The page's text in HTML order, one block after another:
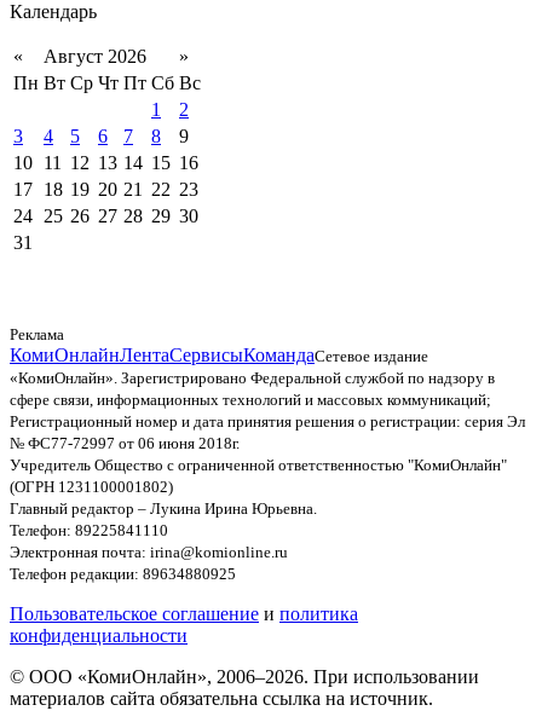
Календарь
« Август 2026
»
Пн Вт Ср Чт Пт Сб Вс
1
2
3
4 5 6 7 8
9
10 11 12 13 14 15 16
17 18 19 20 21 22 23
24 25 26 27 28 29 30
31
Реклама
КомиОнлайнЛентаСервисыКомандаСетевое издание
«КомиОнлайн». Зарегистрировано Федеральной службой по надзору в
сфере связи, информационных технологий и массовых коммуникаций;
Регистрационный номер и дата принятия решения о регистрации: серия Эл
№ ФС77-72997 от 06 июня 2018г.
Учредитель Общество с ограниченной ответственностью "КомиОнлайн"
(ОГРН 1231100001802)
Главный редактор – Лукина Ирина Юрьевна.
Телефон: 89225841110
Электронная почта: irina@komionline.ru
Телефон редакции: 89634880925
Пользовательское соглашение и политика
конфиденциальности
© ООО «КомиОнлайн», 2006–2026. При использовании
материалов сайта обязательна ссылка на источник.